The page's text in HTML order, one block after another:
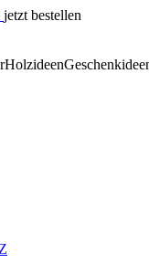
jetzt bestellen
Holzideen